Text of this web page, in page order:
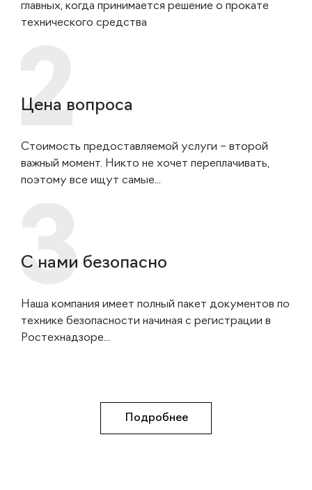
главных, когда принимается решение о прокате
технического средства
Цена вопроса
Стоимость предоставляемой услуги – второй
важный момент. Никто не хочет переплачивать,
поэтому все ищут самые...
С нами безопасно
Наша компания имеет полный пакет документов по
технике безопасности начиная с регистрации в
Ростехнадзоре...
Подробнее